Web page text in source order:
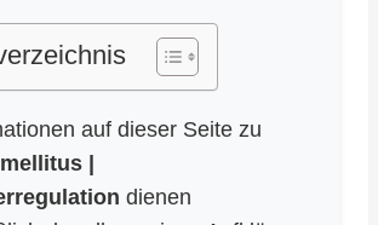
auf dieser Seite zu
|
dienen